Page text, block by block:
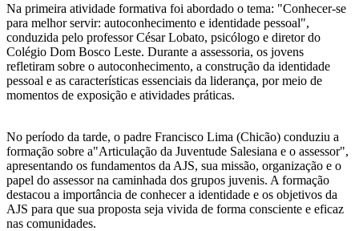
Na primeira atividade formativa foi abordado o tema: "Conhecer-se
para melhor servir: autoconhecimento e identidade pessoal",
conduzida pelo professor César Lobato, psicólogo e diretor do
Colégio Dom Bosco Leste. Durante a assessoria, os jovens
refletiram sobre o autoconhecimento, a construção da identidade
pessoal e as características essenciais da liderança, por meio de
momentos de exposição e atividades práticas.
No período da tarde, o padre Francisco Lima (Chicão) conduziu a
formação sobre a"Articulação da Juventude Salesiana e o assessor",
apresentando os fundamentos da AJS, sua missão, organização e o
papel do assessor na caminhada dos grupos juvenis. A formação
destacou a importância de conhecer a identidade e os objetivos da
AJS para que sua proposta seja vivida de forma consciente e eficaz
nas comunidades.